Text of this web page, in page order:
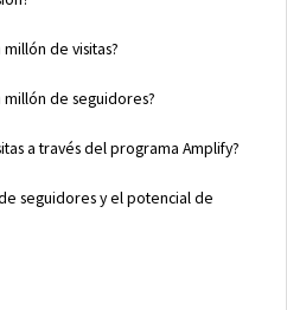
de visitas?
de seguidores?
a través del programa Amplify?
seguidores y el potencial de